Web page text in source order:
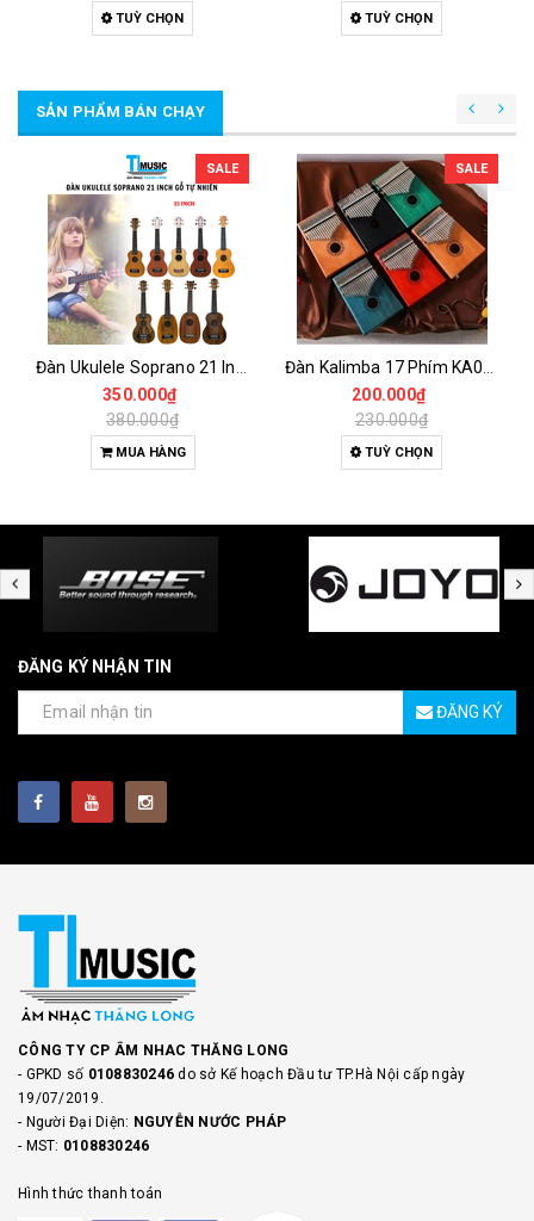
TUỲ CHỌN TUỲ CHỌN
SẢN PHẨM BÁN CHẠY
SALE
350.000₫
380.000₫
MUA HÀNG
SALE
200.000₫
230.000₫
TUỲ CHỌN
ĐĂNG KÝ NHẬN TIN
ĐĂNG KÝ
CÔNG TY CP ÂM NHAC THĂNG LONG
- GPKD số 0108830246do sở Kế hoạch Đầu tư TP.Hà Nội cấp ngày
19/07/2019.
- Người Đại Diện: NGUYỄN NƯỚC PHÁP
- MST: 0108830246
Hình thức thanh toán